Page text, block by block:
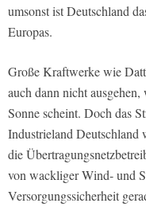
umsonst ist Deutschland
Europas.
Große Kraftwerke wie
auch dann nicht
Sonne scheint. Doch das
Industrieland Deutschland
die
von wackliger Wind- und
Versorgungssicherheit